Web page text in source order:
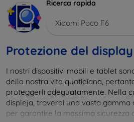
Ricerca rapida
Xiaomi Poco F6
Protezione del display
I nostri dispositivi mobili e tablet
della nostra vita quotidiana,
proteggerli adeguatamente. Nella
displeja, troverai una vasta gamma
per garantire la massima sicurezza